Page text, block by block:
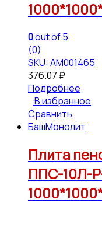
0out of 5
(0)
SKU: АМ001465
376.07 ₽
Подробнее
В избранное
Сравнить
БашМонолит
Плита
ППС-10Л-